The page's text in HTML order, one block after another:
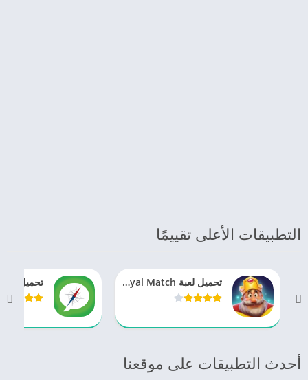
التطبيقات الأعلى تقييمًا
تحميل لعبة Royal Match واكتشاف اهم اسرار اللعبة
أحدث التطبيقات على موقعنا